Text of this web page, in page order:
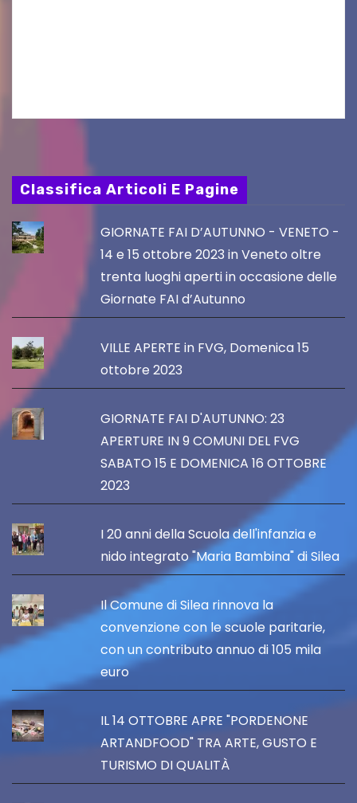
Classifica Articoli E Pagine
GIORNATE FAI D’AUTUNNO - VENETO -
14 e 15 ottobre 2023 in Veneto oltre
trenta luoghi aperti in occasione delle
Giornate FAI d’Autunno
VILLE APERTE in FVG, Domenica 15
ottobre 2023
GIORNATE FAI D'AUTUNNO: 23
APERTURE IN 9 COMUNI DEL FVG
SABATO 15 E DOMENICA 16 OTTOBRE
2023
I 20 anni della Scuola dell'infanzia e
nido integrato "Maria Bambina" di Silea
Il Comune di Silea rinnova la
convenzione con le scuole paritarie,
con un contributo annuo di 105 mila
euro
IL 14 OTTOBRE APRE "PORDENONE
ARTANDFOOD" TRA ARTE, GUSTO E
TURISMO DI QUALITÀ